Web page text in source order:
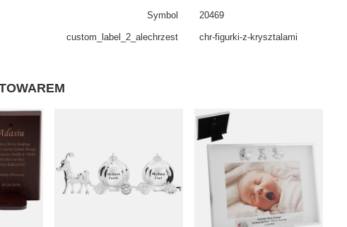
Symbol 20469
custom_​label_​2_alechrzest chr-figurki-z-krysztalami